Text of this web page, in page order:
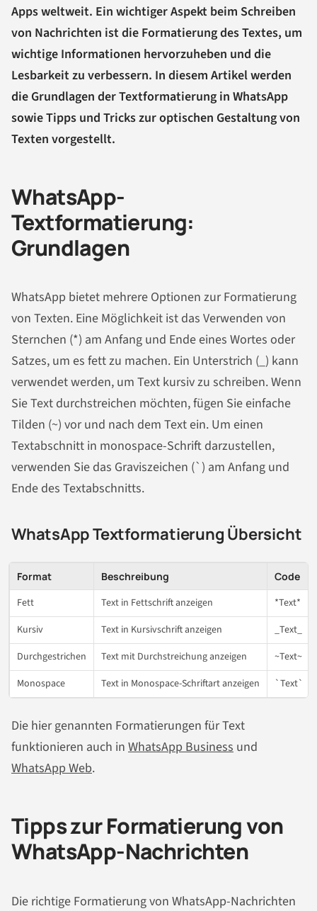
Apps weltweit. Ein wichtiger Aspekt beim Schreiben
von Nachrichten ist die Formatierung des Textes, um
wichtige Informationen hervorzuheben und die
Lesbarkeit zu verbessern. In diesem Artikel werden
die Grundlagen der Textformatierung in WhatsApp
sowie Tipps und Tricks zur optischen Gestaltung von
Texten vorgestellt.
WhatsApp-
Textformatierung:
Grundlagen
WhatsApp bietet mehrere Optionen zur Formatierung
von Texten. Eine Möglichkeit ist das Verwenden von
Sternchen (*) am Anfang und Ende eines Wortes oder
Satzes, um es fett zu machen. Ein Unterstrich (_) kann
verwendet werden, um Text kursiv zu schreiben. Wenn
Sie Text durchstreichen möchten, fügen Sie einfache
Tilden (~) vor und nach dem Text ein. Um einen
Textabschnitt in monospace-Schrift darzustellen,
verwenden Sie das Graviszeichen (`) am Anfang und
Ende des Textabschnitts.
WhatsApp Textformatierung Übersicht
Format Beschreibung Code
Fett Text in Fettschrift anzeigen
*Text*
Kursiv
Text in Kursivschrift anzeigen
_Text_
Durchgestrichen
Text mit Durchstreichung anzeigen
~Text~
Monospace
Text in Monospace-Schriftart anzeigen `Text`
Die hier genannten Formatierungen für Text
funktionieren auch in WhatsApp Business und
WhatsApp Web.
Tipps zur Formatierung von
WhatsApp-Nachrichten
Die richtige Formatierung von WhatsApp-Nachrichten